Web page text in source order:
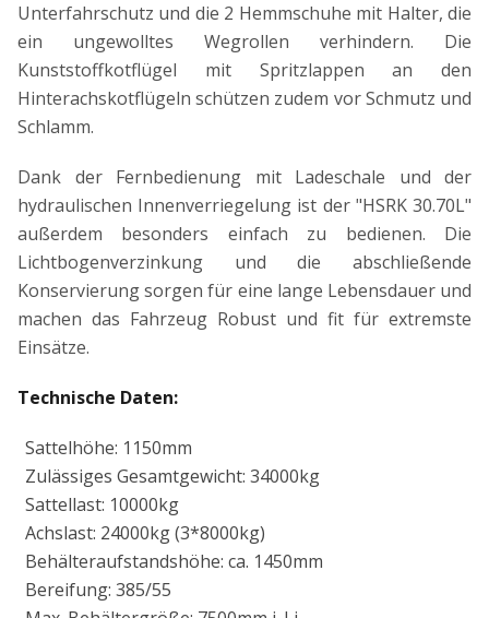
Unterfahrschutz und die 2 Hemmschuhe mit Halter, die
ein ungewolltes Wegrollen verhindern. Die
Kunststoffkotflügel mit Spritzlappen an den
Hinterachskotflügeln schützen zudem vor Schmutz und
Schlamm.
Dank der Fernbedienung mit Ladeschale und der
hydraulischen Innenverriegelung ist der "HSRK 30.70L"
außerdem besonders einfach zu bedienen. Die
Lichtbogenverzinkung und die abschließende
Konservierung sorgen für eine lange Lebensdauer und
machen das Fahrzeug Robust und fit für extremste
Einsätze.
Technische Daten:
Sattelhöhe: 1150mm
Zulässiges Gesamtgewicht: 34000kg
Sattellast: 10000kg
Achslast: 24000kg (3*8000kg)
Behälteraufstandshöhe: ca. 1450mm
Bereifung: 385/55